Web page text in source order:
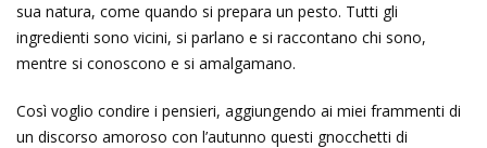
sua natura, come quando si prepara un pesto. Tutti gli
ingredienti sono vicini, si parlano e si raccontano chi sono,
mentre si conoscono e si amalgamano.
Così voglio condire i pensieri, aggiungendo ai miei frammenti di
un discorso amoroso con l’autunno questi gnocchetti di